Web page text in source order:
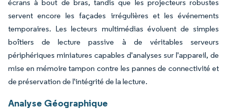
écrans à bout de bras, tandis que les projecteurs robustes
servent encore les façades irrégulières et les événements
temporaires. Les lecteurs multimédias évoluent de simples
boîtiers de lecture passive à de véritables serveurs
périphériques miniatures capables d'analyses sur l'appareil, de
mise en mémoire tampon contre les pannes de connectivité et
de préservation de l'intégrité de la lecture.
Analyse Géographique